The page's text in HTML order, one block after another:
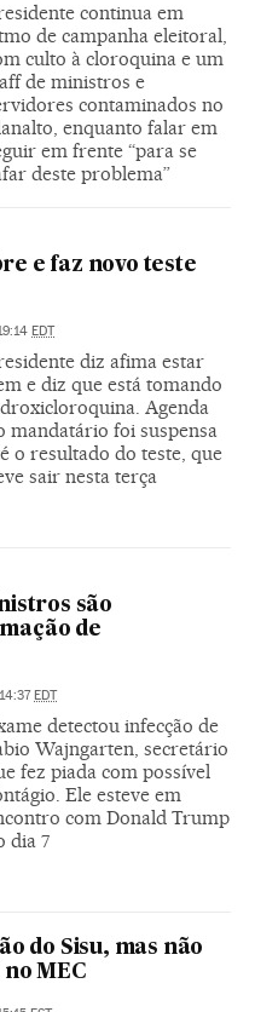
continua em
de campanha eleitoral,
culto à cloroquina e um
de ministros e
contaminados no
enquanto falar em
em frente “para se
deste problema”
e faz novo teste
EDT
diz afima estar
e diz que está tomando
Agenda
mandatário foi suspensa
o resultado do teste, que
sair nesta terça
são
de
EDT
detectou infecção de
Wajngarten, secretário
fez piada com possível
Ele esteve em
com Donald Trump
dia 7
do Sisu, mas não
MEC